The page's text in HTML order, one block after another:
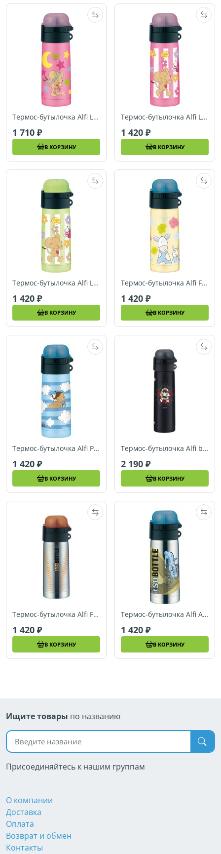
Термос-бутылочка Alfi Lillebi Sterne pink 0,35L
1 710
В КОРЗИНУ
Термос-бутылочка Alfi Lillebi Streifen pink 0,35L арт.5327602035
1 420
В КОРЗИНУ
Термос-бутылочка Alfi Lillebi Streifen green 0,35 арт.5327603035
1 420
В КОРЗИНУ
Термос-бутылочка Alfi Farmily yellow 0,35L
1 420
В КОРЗИНУ
Термос-бутылочка Alfi Pitzelpatz Engel 0,35L
1 420
В КОРЗИНУ
Термос-бутылочка Alfi born to be wild 0,5L
2 190
В КОРЗИНУ
Термос-бутылочка Alfi Flow orange/Edelstahl 0,35L
1 420
В КОРЗИНУ
Термос-бутылочка Alfi Active Bike 0,35L
1 420
В КОРЗИНУ
Ищите товары по названию
Поиск по названию
Присоединяйтесь к нашим группам
О компании
Доставка
Оплата
Возврат и обмен
Контакты